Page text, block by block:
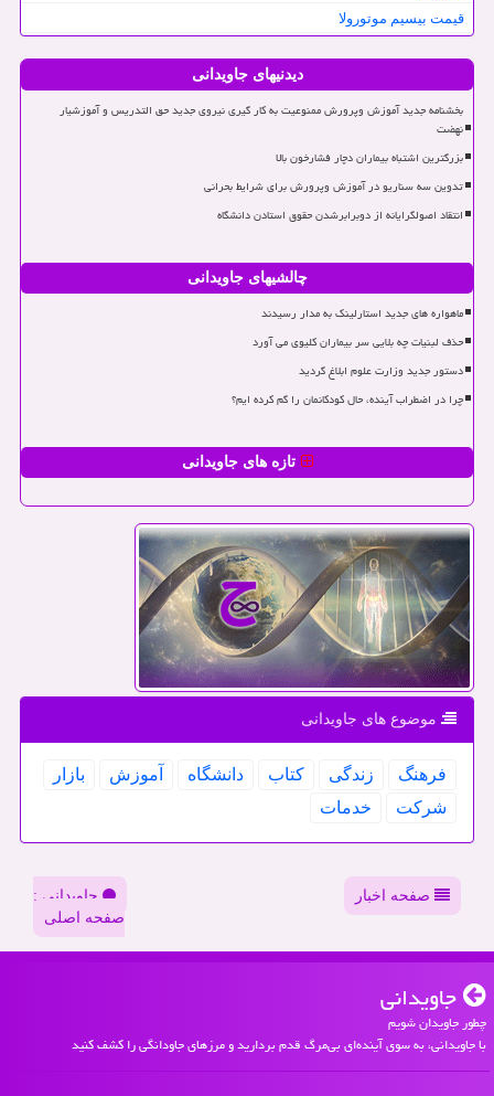
قیمت بیسیم موتورولا
دیدنیهای جاویدانی
بخشنامه جدید آموزش وپرورش ممنوعیت به کار گیری نیروی جدید حق التدریس و آموزشیار
نهضت
بزرگترین اشتباه بیماران دچار فشارخون بالا
تدوین سه سناریو در آموزش وپرورش برای شرایط بحرانی
انتقاد اصولگرایانه از دوبرابرشدن حقوق استادن دانشگاه
چالشیهای جاویدانی
ماهواره های جدید استارلینک به مدار رسیدند
حذف لبنیات چه بلایی سر بیماران کلیوی می آورد
دستور جدید وزارت علوم ابلاغ گردید
چرا در اضطراب آینده، حال کودکانمان را گم کرده ایم؟
تازه های جاویدانی
موضوع های جاویدانی
فرهنگ زندگی كتاب دانشگاه آموزش
بازار
شركت
خدمات
صفحه اخبار
جاویدانی :
صفحه اصلی
جاویدانی
چطور جاویدان شویم
با جاویدانی، به سوی آینده‌ای بی‌مرگ قدم بردارید و مرزهای جاودانگی را کشف کنید